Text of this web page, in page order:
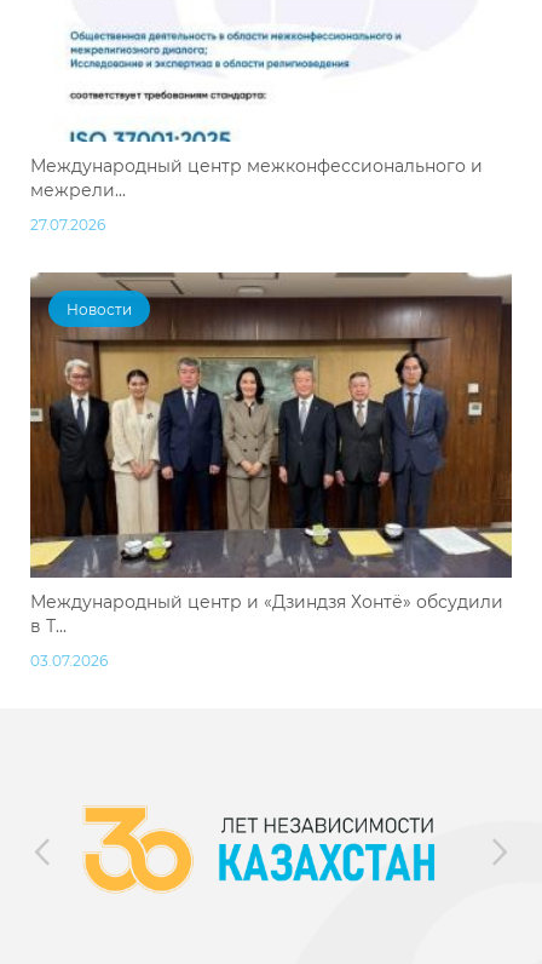
Международный центр межконфессионального и
межрели...
27.07.2026
Новости
Международный центр и «Дзиндзя Хонтё» обсудили
в Т...
03.07.2026